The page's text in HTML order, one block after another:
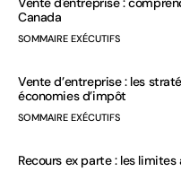
Canada
SOMMAIRE EXÉCUTIFS
Vente d’entreprise : les
économies d’impôt
SOMMAIRE EXÉCUTIFS
Recours ex parte : les